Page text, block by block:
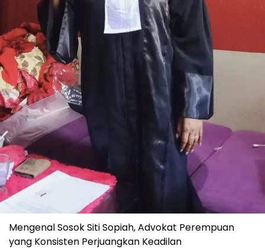
Mengenal Sosok Siti Sopiah, Advokat Perempuan
yang Konsisten Perjuangkan Keadilan